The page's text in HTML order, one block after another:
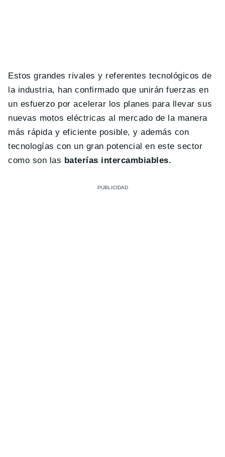
Estos grandes rivales y referentes tecnológicos de
la industria, han confirmado que unirán fuerzas en
un esfuerzo por acelerar los planes para llevar sus
nuevas motos eléctricas al mercado de la manera
más rápida y eficiente posible, y además con
tecnologías con un gran potencial en este sector
como son las baterías intercambiables.